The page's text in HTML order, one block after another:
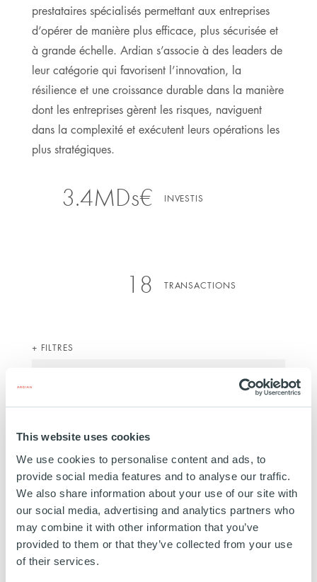
This website uses cookies
We use cookies to personalise content and ads, to
provide social media features and to analyse our traffic.
We also share information about your use of our site with
our social media, advertising and analytics partners who
may combine it with other information that you’ve
provided to them or that they’ve collected from your use
of their services.
prestataires spécialisés permettant aux entreprises
d’opérer de manière plus efficace, plus sécurisée et
à grande échelle. Ardian s’associe à des leaders de
leur catégorie qui favorisent l’innovation, la
résilience et une croissance durable dans la manière
dont les entreprises gèrent les risques, naviguent
dans la complexité et exécutent leurs opérations les
plus stratégiques.
3.4MDs€ INVESTIS
18 TRANSACTIONS
FILTRES
by
keyword